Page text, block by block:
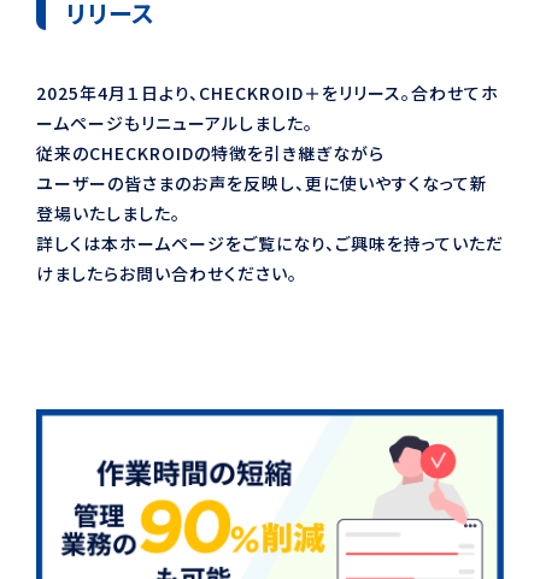
リリース
2025年4月１日より、CHECKROID＋をリリース。合わせてホ
ームページもリニューアルしました。
従来のCHECKROIDの特徴を引き継ぎながら
ユーザーの皆さまのお声を反映し、更に使いやすくなって新
登場いたしました。
詳しくは本ホームページをご覧になり、ご興味を持っていただ
けましたらお問い合わせください。